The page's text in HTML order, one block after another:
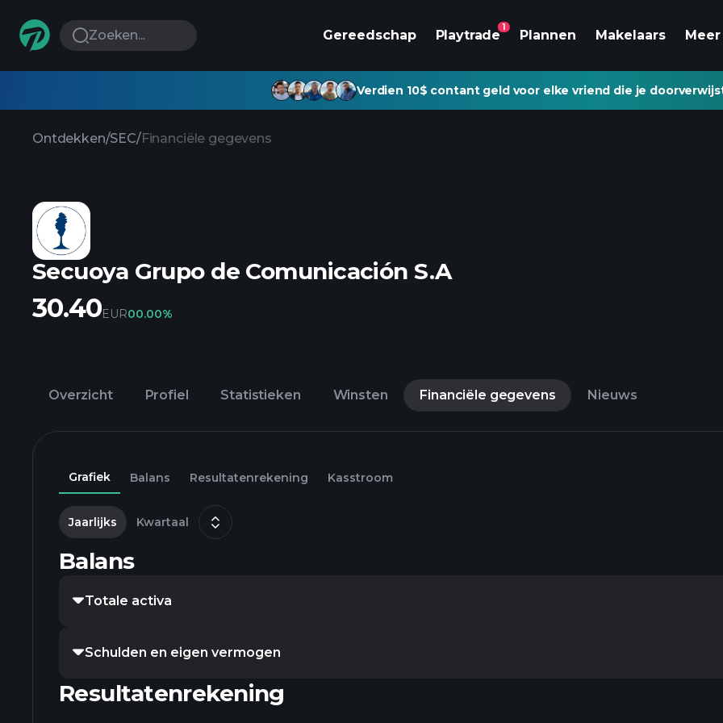
Zoeken... Gereedschap Playtrade
1
Plannen Makelaars Meer
Verdien 10$ contant geld voor elke vriend die je
Ontdekken/SEC/Financiële gegevens
Secuoya Grupo de Comunicación S.A
30.40EUR00.00%
Overzicht Profiel Statistieken Winsten Financiële gegevens Nieuws
Grafiek Balans Resultatenrekening Kasstroom
Jaarlijks Kwartaal
Balans
Totale activa
Schulden en eigen vermogen
Resultatenrekening